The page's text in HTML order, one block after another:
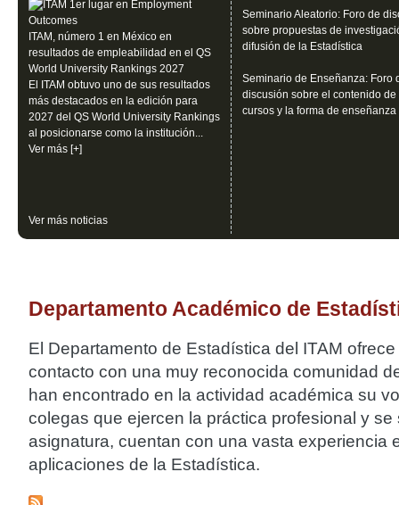
ITAM, número 1 en México en
resultados de empleabilidad en el QS
World University Rankings 2027
El ITAM obtuvo uno de sus resultados
más destacados en la edición para
2027 del QS World University Rankings
al posicionarse como la institución...
Ver más [+]
Ver más noticias
Seminario Aleatorio: Foro de
sobre propuestas de
difusión de la Estadística
Seminario de Enseñanza: Foro
discusión sobre el contenido de
cursos y la forma de enseñanza
Departamento Académico de
El Departamento de Estadística del ITAM
contacto con una muy reconocida comunidad
han encontrado en la actividad académica su
colegas que ejercen la práctica profesional y
asignatura, cuentan con una vasta experiencia
aplicaciones de la Estadística.